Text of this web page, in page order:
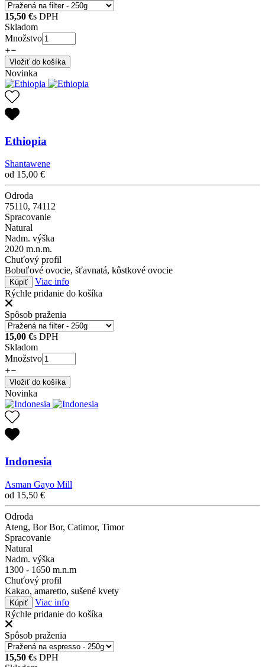
15,50 €s DPH
Skladom
Množstvo
Vložiť do košíka
Novinka
Ethiopia
Shantawene
od 15,00 €
Odroda
75110, 74112
Spracovanie
Natural
Nadm. výška
2020 m.n.m.
Chuťový profil
Bobuľové ovocie, šťavnatá, kôstkové ovocie
Kúpiť
Viac info
Rýchle pridanie do košíka
Spôsob praženia
15,00 €s DPH
Skladom
Množstvo
Vložiť do košíka
Novinka
Indonesia
Asman Gayo Mill
od 15,50 €
Odroda
Ateng, Bor Bor, Catimor, Timor
Spracovanie
Natural
Nadm. výška
1300 - 1650 m.n.m
Chuťový profil
Kakao, amaretto, sušené kvety
Kúpiť
Viac info
Rýchle pridanie do košíka
Spôsob praženia
15,50 €s DPH